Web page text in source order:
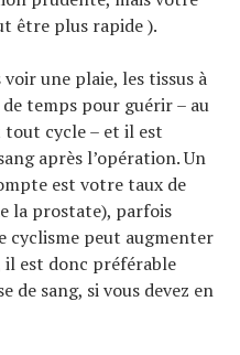
être plus rapide ).
une plaie, les tissus à
temps pour guérir – au
tout cycle – et il est
après l’opération. Un
est votre taux de
la prostate), parfois
cyclisme peut augmenter
est donc préférable
de sang, si vous devez en